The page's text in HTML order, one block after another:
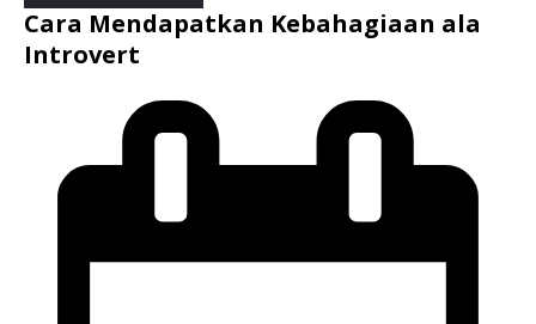
Cara Mendapatkan Kebahagiaan ala
Introvert